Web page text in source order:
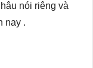
nói riêng và
nay .